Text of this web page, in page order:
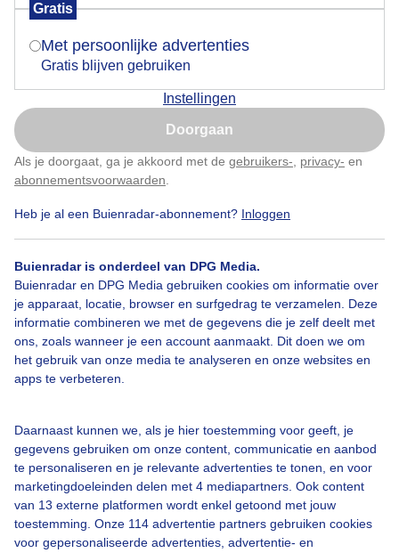
Gratis
Met persoonlijke advertenties
Gratis blijven gebruiken
Instellingen
Doorgaan
Als je doorgaat, ga je akkoord met de gebruikers- privacy- en
abonnementsvoorwaarden
Heb je al een Buienradar-abonnement? Inloggen
Buienradar is onderdeel van DPG Media.
Buienradar en DPG Media gebruiken cookies om informatie over
je apparaat, locatie, browser en surfgedrag te verzamelen. Deze
informatie combineren we met de gegevens die je zelf deelt met
ons, zoals wanneer je een account aanmaakt. Dit doen we om
het gebruik van onze media te analyseren en onze websites en
apps te verbeteren.
Daarnaast kunnen we, als je hier toestemming voor geeft, je
gegevens gebruiken om onze content, communicatie en aanbod
te personaliseren en je relevante advertenties te tonen, en voor
marketingdoeleinden delen met 4 mediapartners. Ook content
van 13 externe platformen wordt enkel getoond met jouw
toestemming. Onze 114 advertentie partners gebruiken cookies
voor gepersonaliseerde advertenties, advertentie- en
Door: ria brasser Gemaakt: 05-09-2025, 28x bekeken
Mixvanzonenwolken Vrijaardigweer
Bekijk slideshow
Over Buienradar
Is goed, toon de popup
Nu niet, misschien later
Klik hierom dit aan te passen